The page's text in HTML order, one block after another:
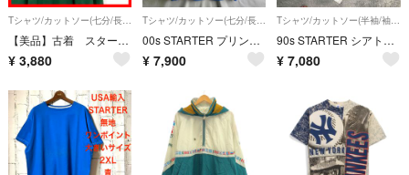
Tシャツ/カットソー(七分/長袖)
【美品】古着 スターター ハイネック ロンT パッカーズ メンズ グリーン XL
¥ 3,880
Tシャツ/カットソー(七分/長袖)
00s STARTER プリント カットソー L ブルー コットン
¥ 7,900
Tシャツ/カットソー(半袖/袖なし)
90s STARTER シアトルマリナーズ ビッグロゴT L ホワイト 訳アリ
¥ 7,080